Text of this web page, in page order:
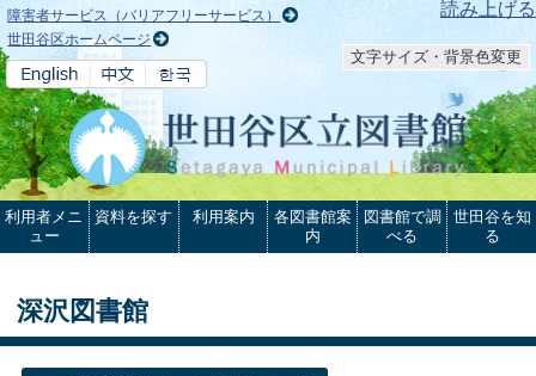
本文へ 読み上げる
障害者サービス（バリアフリーサービス）
世田谷区ホームページ
文字サイズ・背景色変更
利用者メニ
ュー
資料を探す 利用案内
各図書館案
内
図書館で調
べる
世田谷を知
る
深沢図書館